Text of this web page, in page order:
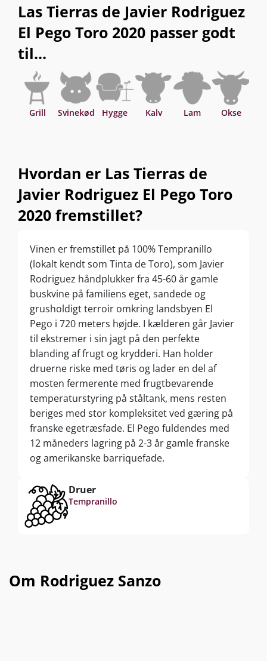
Las Tierras de Javier Rodriguez
El Pego Toro 2020 passer godt
til...
Grill Svinekød Hygge Kalv Lam Okse
Hvordan er Las Tierras de
Javier Rodriguez El Pego Toro
2020 fremstillet?
Vinen er fremstillet på 100% Tempranillo
(lokalt kendt som Tinta de Toro), som Javier
Rodriguez håndplukker fra 45-60 år gamle
buskvine på familiens eget, sandede og
grusholdigt terroir omkring landsbyen El
Pego i 720 meters højde. I kælderen går Javier
til ekstremer i sin jagt på den perfekte
blanding af frugt og krydderi. Han holder
druerne riske med tøris og lader en del af
mosten fermerente med frugtbevarende
temperaturstyring på ståltank, mens resten
beriges med stor kompleksitet ved gæring på
franske egetræsfade. El Pego fuldendes med
12 måneders lagring på 2-3 år gamle franske
og amerikanske barriquefade.
Druer
Tempranillo
Om Rodriguez Sanzo